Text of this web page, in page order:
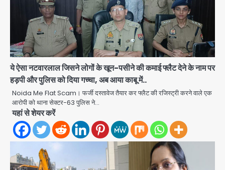
ये ऐसा नटवारलाल जिसने लोगों के खून-पसीने की कमाई फ्लैट देने के नाम पर
हड़पी और पुलिस को दिया गच्चा, अब आया काबू में..
Noida Me Flat Scam। फर्जी दस्तावेज तैयार कर फ्लैट की रजिस्ट्री करने वाले एक
आरोपी को थाना सेक्टर-63 पुलिस ने…
यहां से शेयर करें